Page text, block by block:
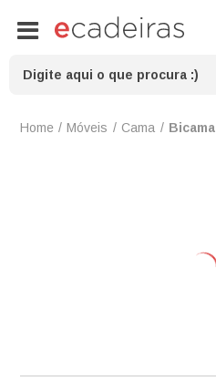
Móveis Cama Bicama